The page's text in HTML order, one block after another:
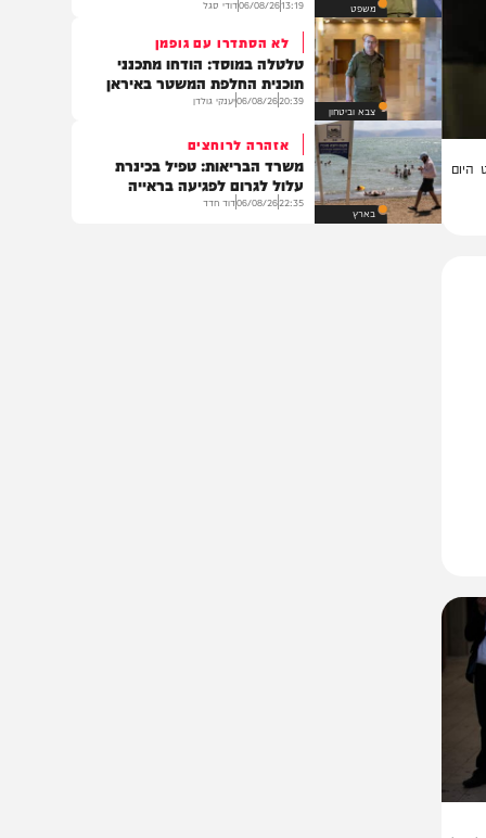
משפט
תם הדיון
ביהמ"ש יכריע בערעור האלוף
בלוט נגד ביטול הצו לטל ינון
דרדיק
13:19
06/08/26דודי סגל
צבא וביטחון
לא הסתדרו עם גופמן
טלטלה במוסד: הודחו מתכנני
תוכנית החלפת המשטר באיראן
20:39
06/08/26יענקי גולדן